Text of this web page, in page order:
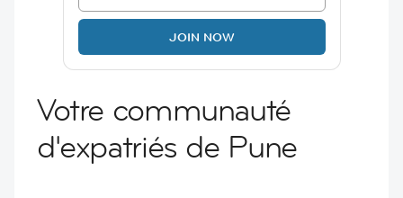
JOIN NOW
Votre communauté
d'expatriés de Pune